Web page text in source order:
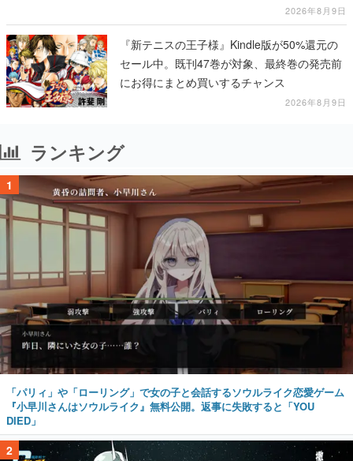
テージショーや没入型のホラー体験も楽しめ
る
2026年8月9日
『新テニスの王子様』Kindle版が50%還元の
セール中。既刊47巻が対象、最終巻の発売前
にお得にまとめ買いするチャンス
2026年8月9日
ランキング
1
「パリィ」や「ローリング」で女の子と会話するソウルライク恋愛ゲーム
『小早川さんはソウルライク』無料公開。返事に失敗すると「YOU
DIED」
2